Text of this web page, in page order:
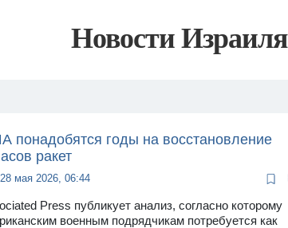
Новости Израиля
понадобятся годы на восстановление
ракет
мая 2026, 06:44
Press публикует анализ, согласно которому
военным подрядчикам потребуется как